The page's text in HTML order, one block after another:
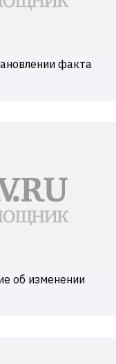
факта
об изменении